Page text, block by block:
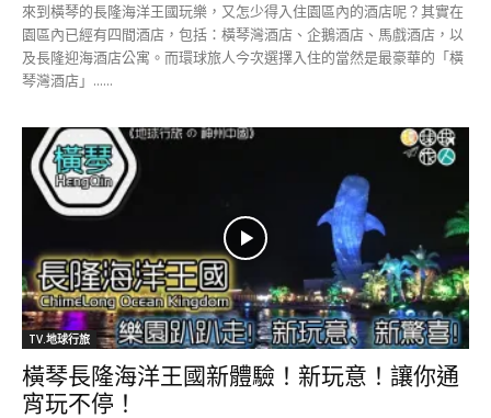
來到橫琴的長隆海洋王國玩樂，又怎少得入住園區內的酒店呢？其實在
園區內已經有四間酒店，包括：橫琴灣酒店、企鵝酒店、馬戲酒店，以
及長隆迎海酒店公寓。而環球旅人今次選擇入住的當然是最豪華的「橫
琴灣酒店」......
TV.地球行旅
橫琴長隆海洋王國新體驗！新玩意！讓你通
宵玩不停！